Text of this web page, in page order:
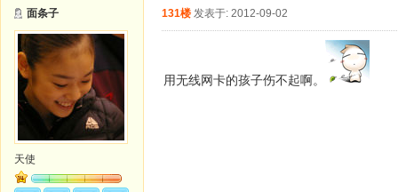
面条子
天使
131楼 发表于: 2012-09-02
用无线网卡的孩子伤不起啊。